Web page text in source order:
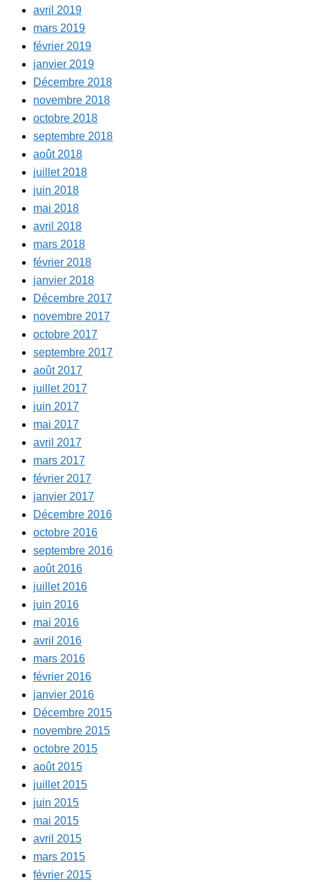
avril 2019
mars 2019
février 2019
janvier 2019
Décembre 2018
novembre 2018
octobre 2018
septembre 2018
août 2018
juillet 2018
juin 2018
mai 2018
avril 2018
mars 2018
février 2018
janvier 2018
Décembre 2017
novembre 2017
octobre 2017
septembre 2017
août 2017
juillet 2017
juin 2017
mai 2017
avril 2017
mars 2017
février 2017
janvier 2017
Décembre 2016
octobre 2016
septembre 2016
août 2016
juillet 2016
juin 2016
mai 2016
avril 2016
mars 2016
février 2016
janvier 2016
Décembre 2015
novembre 2015
octobre 2015
août 2015
juillet 2015
juin 2015
mai 2015
avril 2015
mars 2015
février 2015